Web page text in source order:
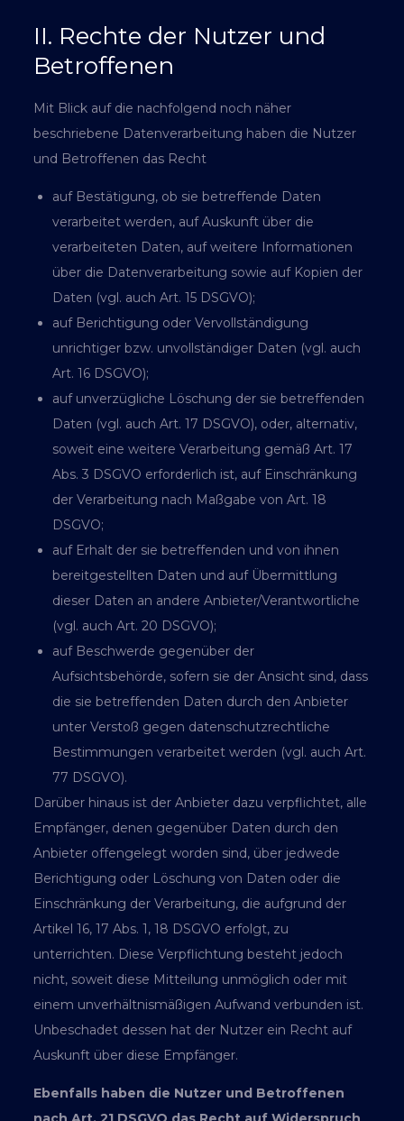
II. Rechte der Nutzer und
Betroffenen
Mit Blick auf die nachfolgend noch näher
beschriebene Datenverarbeitung haben die Nutzer
und Betroffenen das Recht
auf Bestätigung, ob sie betreffende Daten
verarbeitet werden, auf Auskunft über die
verarbeiteten Daten, auf weitere Informationen
über die Datenverarbeitung sowie auf Kopien der
Daten (vgl. auch Art. 15 DSGVO);
auf Berichtigung oder Vervollständigung
unrichtiger bzw. unvollständiger Daten (vgl. auch
Art. 16 DSGVO);
auf unverzügliche Löschung der sie betreffenden
Daten (vgl. auch Art. 17 DSGVO), oder, alternativ,
soweit eine weitere Verarbeitung gemäß Art. 17
Abs. 3 DSGVO erforderlich ist, auf Einschränkung
der Verarbeitung nach Maßgabe von Art. 18
DSGVO;
auf Erhalt der sie betreffenden und von ihnen
bereitgestellten Daten und auf Übermittlung
dieser Daten an andere Anbieter/Verantwortliche
(vgl. auch Art. 20 DSGVO);
auf Beschwerde gegenüber der
Aufsichtsbehörde, sofern sie der Ansicht sind, dass
die sie betreffenden Daten durch den Anbieter
unter Verstoß gegen datenschutzrechtliche
Bestimmungen verarbeitet werden (vgl. auch Art.
77 DSGVO).
Darüber hinaus ist der Anbieter dazu verpflichtet, alle
Empfänger, denen gegenüber Daten durch den
Anbieter offengelegt worden sind, über jedwede
Berichtigung oder Löschung von Daten oder die
Einschränkung der Verarbeitung, die aufgrund der
Artikel 16, 17 Abs. 1, 18 DSGVO erfolgt, zu
unterrichten. Diese Verpflichtung besteht jedoch
nicht, soweit diese Mitteilung unmöglich oder mit
einem unverhältnismäßigen Aufwand verbunden ist.
Unbeschadet dessen hat der Nutzer ein Recht auf
Auskunft über diese Empfänger.
Ebenfalls haben die Nutzer und Betroffenen